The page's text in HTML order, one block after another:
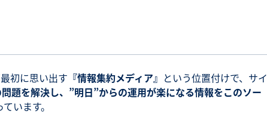
初に思い出す 『情報集約メディア』 という位置付けで、サイ
問題を解決し、”明日”からの運用が楽になる情報をこのソー
います。